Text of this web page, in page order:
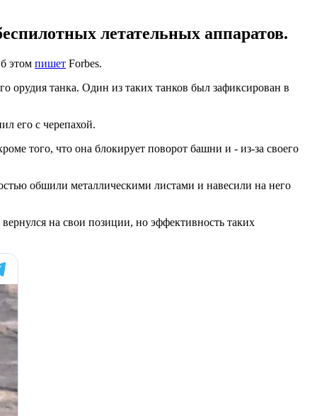
летательных аппаратов.
этом пишет Forbes.
орудия танка. Один из таких танков был зафиксирован в
его с черепахой.
того, что она блокирует поворот башни и - из-за своего
обшили металлическими листами и навесили на него
на свои позиции, но эффективность таких